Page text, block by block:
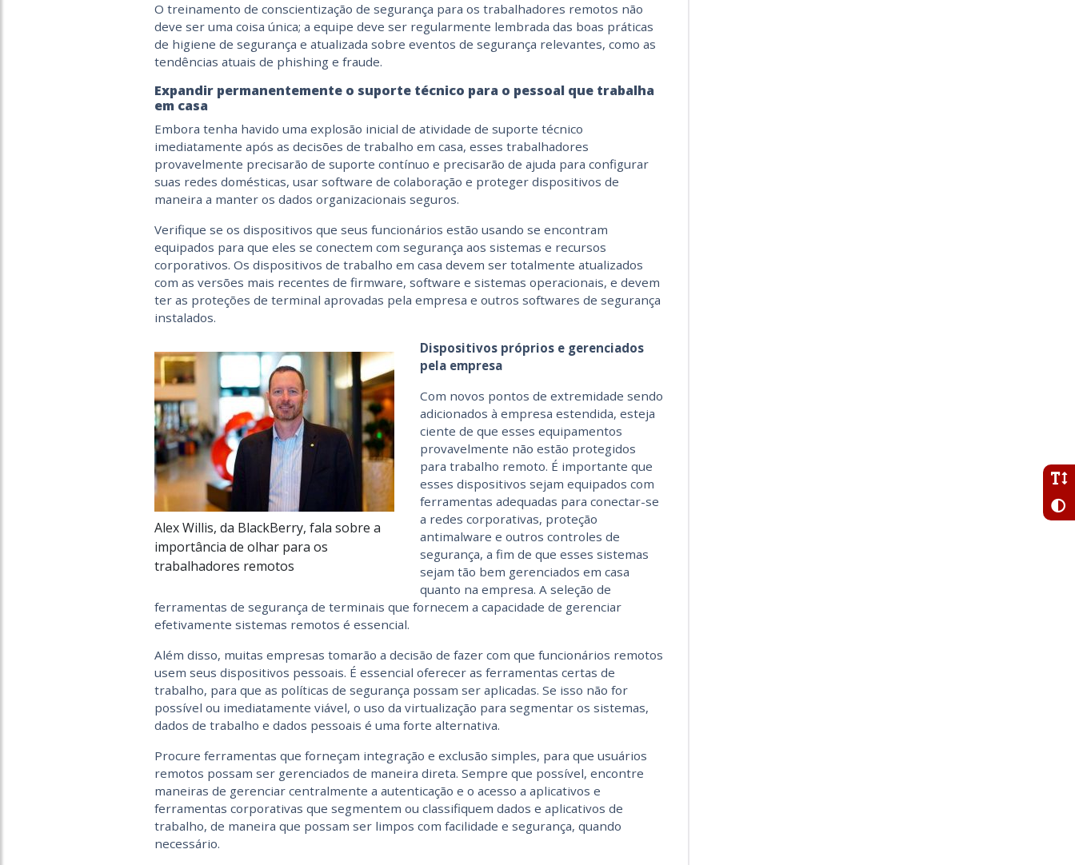
O treinamento de conscientização de segurança para os trabalhadores remotos não
deve ser uma coisa única; a equipe deve ser regularmente lembrada das boas práticas
de higiene de segurança e atualizada sobre eventos de segurança relevantes, como as
tendências atuais de phishing e fraude.
Expandir permanentemente o suporte técnico para o pessoal que trabalha
em casa
Embora tenha havido uma explosão inicial de atividade de suporte técnico
imediatamente após as decisões de trabalho em casa, esses trabalhadores
provavelmente precisarão de suporte contínuo e precisarão de ajuda para configurar
suas redes domésticas, usar software de colaboração e proteger dispositivos de
maneira a manter os dados organizacionais seguros.
Verifique se os dispositivos que seus funcionários estão usando se encontram
equipados para que eles se conectem com segurança aos sistemas e recursos
corporativos. Os dispositivos de trabalho em casa devem ser totalmente atualizados
com as versões mais recentes de firmware, software e sistemas operacionais, e devem
ter as proteções de terminal aprovadas pela empresa e outros softwares de segurança
instalados.
Alex Willis, da BlackBerry, fala sobre a
importância de olhar para os
trabalhadores remotos
Dispositivos próprios e gerenciados
pela empresa
Com novos pontos de extremidade sendo
adicionados à empresa estendida, esteja
ciente de que esses equipamentos
provavelmente não estão protegidos
para trabalho remoto. É importante que
esses dispositivos sejam equipados com
ferramentas adequadas para conectar-se
a redes corporativas, proteção
antimalware e outros controles de
segurança, a fim de que esses sistemas
sejam tão bem gerenciados em casa
quanto na empresa. A seleção de
ferramentas de segurança de terminais que fornecem a capacidade de gerenciar
efetivamente sistemas remotos é essencial.
Além disso, muitas empresas tomarão a decisão de fazer com que funcionários remotos
usem seus dispositivos pessoais. É essencial oferecer as ferramentas certas de
trabalho, para que as políticas de segurança possam ser aplicadas. Se isso não for
possível ou imediatamente viável, o uso da virtualização para segmentar os sistemas,
dados de trabalho e dados pessoais é uma forte alternativa.
Procure ferramentas que forneçam integração e exclusão simples, para que usuários
remotos possam ser gerenciados de maneira direta. Sempre que possível, encontre
maneiras de gerenciar centralmente a autenticação e o acesso a aplicativos e
ferramentas corporativas que segmentem ou classifiquem dados e aplicativos de
trabalho, de maneira que possam ser limpos com facilidade e segurança, quando
necessário.